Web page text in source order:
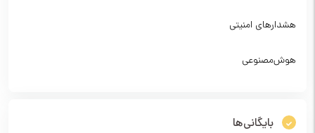
هشدارهای امنیتی
هوش‌مصنوعی
بایگانی‌ها